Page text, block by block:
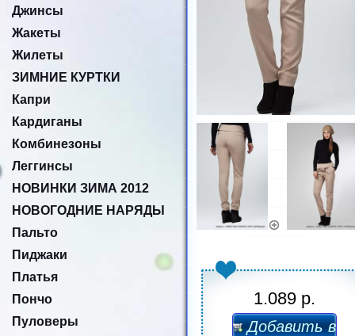
Джинсы
Жакеты
Жилеты
ЗИМНИЕ КУРТКИ
Капри
Кардиганы
Комбинезоны
Леггинсы
НОВИНКИ ЗИМА 2012
НОВОГОДНИЕ НАРЯДЫ
Пальто
Пиджаки
Платья
Пончо
Пуловеры
1.089 р.
Добавить в